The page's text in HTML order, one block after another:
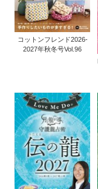
コットンフレンド2026-
2027年秋冬号Vol.96